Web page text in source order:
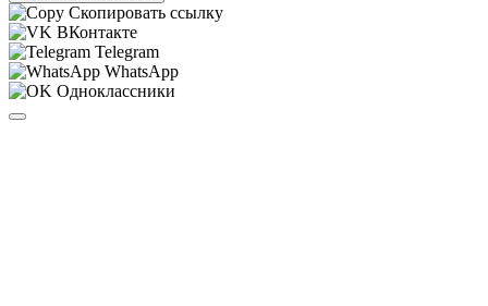
Скопировать ссылку
ВКонтакте
Telegram
WhatsApp
Одноклассники